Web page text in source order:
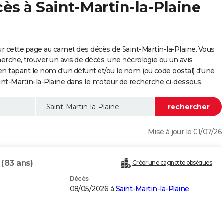
à Saint-Martin-la-Plaine
cette page au carnet des décès de Saint-Martin-la-Plaine. Vous
trouver un avis de décès, une nécrologie ou un avis
tapant le nom d'un défunt et/ou le nom (ou code postal) d'une
Martin-la-Plaine dans le moteur de recherche ci-dessous.
Mise à jour le 01/07/26
(83 ans) Créer une cagnotte obsèques
Décès
08/05/2026 à Saint-Martin-la-Plaine